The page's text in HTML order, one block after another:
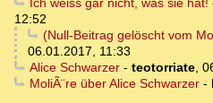
12:52
(Null-Beitrag gelöscht vom
06.01.2017, 11:33
Alice Schwarzer- teotorriate,
MoliÃ¨re über Alice Schwarzer-